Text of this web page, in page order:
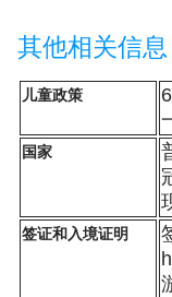
其他相关信息
儿童政策
国家
签证和入境证明